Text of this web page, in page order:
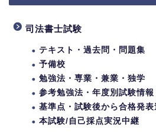
司法書士試験
テキスト・過去問・問題集
予備校
勉強法・専業・兼業・独学
参考勉強法・年度別試験情報
基準点・試験後から合格発表
本試験/自己採点実況中継